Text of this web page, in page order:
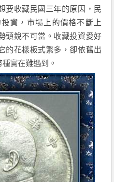
要收藏民國三年的原因，民
資，市場上的價格不斷上
頭銳不可當。收藏投資愛好
的花樣板式繁多，卻依舊出
實在難遇到。